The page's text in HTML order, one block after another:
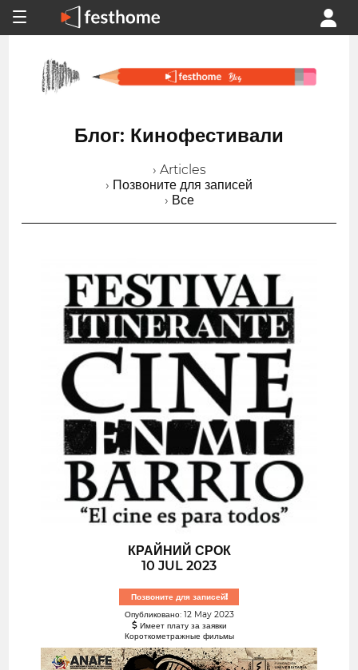
Блог: Кинофестивали
› Articles
› Позвоните для записей
› Все
КРАЙНИЙ СРОК
10 JUL 2023
Позвоните для записей!
Опубликовано: 12 May 2023
Имеет плату за заявки
Короткометражные фильмы